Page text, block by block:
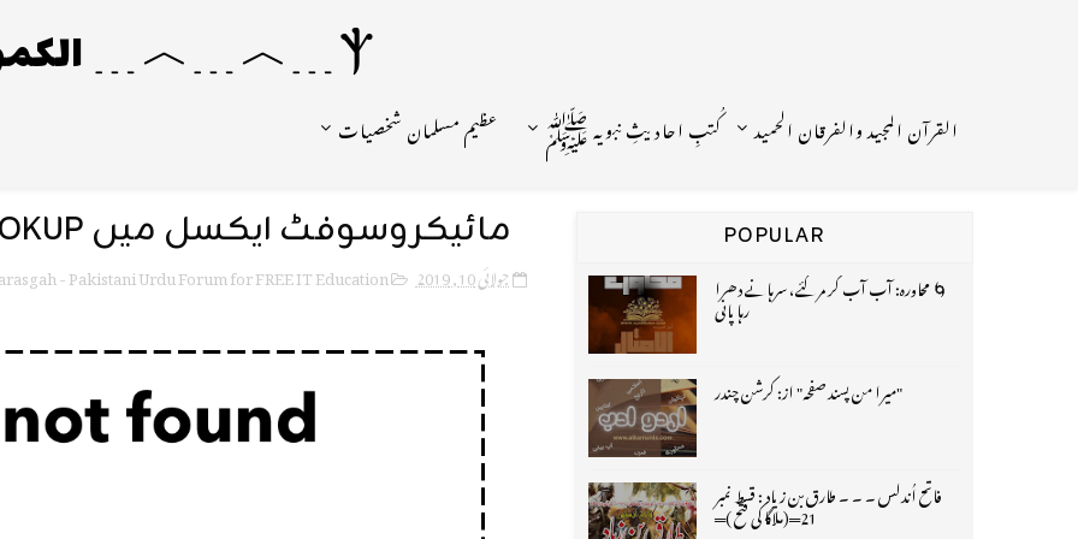
Ⲯ﹍︿﹍︿﹍ الکمونیا ﹍Ⲯ﹍Ⲯ﹍︿﹍☼
القرآن المجید والفرقان الحمید کُتبِ احادیثِ نبویہ ﷺ عظیم مسلمان شخصیات
مائیکروسوفٹ ایکسل میں VLOOKUP فنکشن کا استعمال
جولائی 10, 2019 - Pakistani Urdu Forum for FREE IT Education
POPULAR
🌀 محاورہ: آب آب کر مر گئے، سرہانے دھرا
رہا پانی
"میرا من پسند صفحہ" از: کرشن چندر
فاتح اُندلس ۔ ۔ ۔ طارق بن زیاد : قسط نمبر
21═(ملاگا کی فتح )═